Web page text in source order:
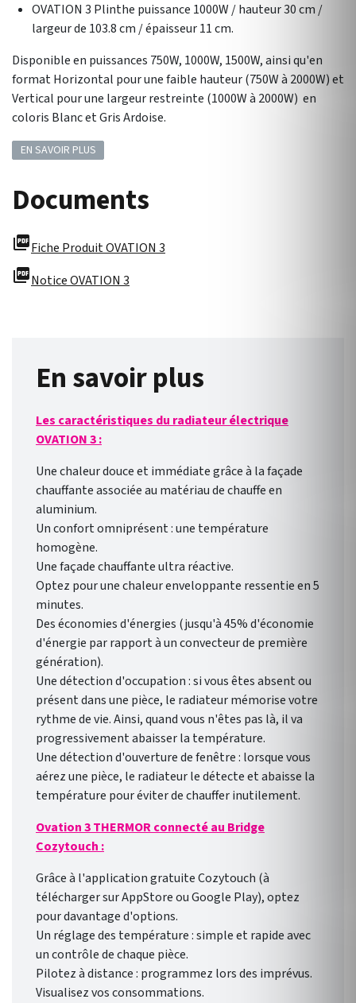
OVATION 3 Plinthe puissance 1000W / hauteur 30 cm /
largeur de 103.8 cm / épaisseur 11 cm.
Disponible en puissances 750W, 1000W, 1500W, ainsi qu'en
format Horizontal pour une faible hauteur (750W à 2000W) et
Vertical pour une largeur restreinte (1000W à 2000W) en
coloris Blanc et Gris Ardoise.
EN SAVOIR PLUS
Documents
picture_as_pdfFiche Produit OVATION 3
picture_as_pdfNotice OVATION 3
En savoir plus
Les caractéristiques du radiateur électrique
OVATION 3 :
Une chaleur douce et immédiate grâce à la façade
chauffante associée au matériau de chauffe en
aluminium.
Un confort omniprésent : une température
homogène.
Une façade chauffante ultra réactive.
Optez pour une chaleur enveloppante ressentie en 5
minutes.
Des économies d'énergies (jusqu'à 45% d'économie
d'énergie par rapport à un convecteur de première
génération).
Une détection d'occupation : si vous êtes absent ou
présent dans une pièce, le radiateur mémorise votre
rythme de vie. Ainsi, quand vous n'êtes pas là, il va
progressivement abaisser la température.
Une détection d'ouverture de fenêtre : lorsque vous
aérez une pièce, le radiateur le détecte et abaisse la
température pour éviter de chauffer inutilement.
Ovation 3 THERMOR connecté au Bridge
Cozytouch :
Grâce à l'application gratuite Cozytouch (à
télécharger sur AppStore ou Google Play), optez
pour davantage d'options.
Un réglage des température : simple et rapide avec
un contrôle de chaque pièce.
Pilotez à distance : programmez lors des imprévus.
Visualisez vos consommations.